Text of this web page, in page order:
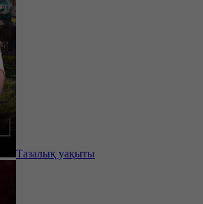
Тазалық уақыты